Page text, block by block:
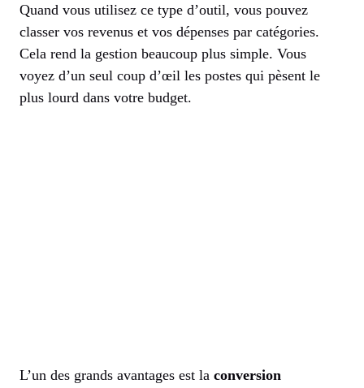
Quand vous utilisez ce type d’outil, vous pouvez
classer vos revenus et vos dépenses par catégories.
Cela rend la gestion beaucoup plus simple. Vous
voyez d’un seul coup d’œil les postes qui pèsent le
plus lourd dans votre budget.
L’un des grands avantages est la conversion